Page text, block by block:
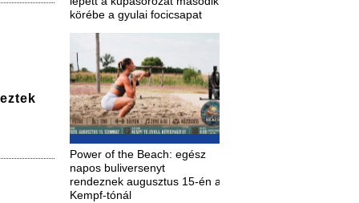
körébe a gyulai focicsapat
Power of the Beach: egész
napos buliversenyt
rendeznek augusztus 15-én a
Kempf-tónál